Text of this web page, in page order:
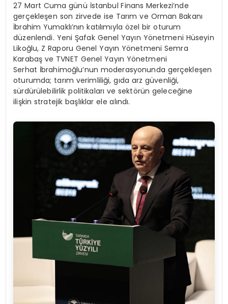
27 Mart Cuma günü İstanbul Finans Merkezi’nde
gerçekleşen son zirvede ise Tarım ve Orman Bakanı
İbrahim Yumaklı’nın katılımıyla özel bir oturum
düzenlendi. Yeni Şafak Genel Yayın Yönetmeni Hüseyin
Likoğlu, Z Raporu Genel Yayın Yönetmeni Semra
Karabaş ve TVNET Genel Yayın Yönetmeni
Serhat İbrahimoğlu’nun moderasyonunda gerçekleşen
oturumda; tarım verimliliği, gıda arz güvenliği,
sürdürülebilirlik politikaları ve sektörün geleceğine
ilişkin stratejik başlıklar ele alındı.